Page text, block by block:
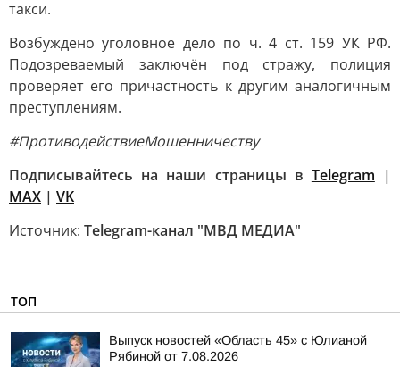
такси.
Возбуждено уголовное дело по ч. 4 ст. 159 УК РФ.
Подозреваемый заключён под стражу, полиция
проверяет его причастность к другим аналогичным
преступлениям.
#ПротиводействиеМошенничеству
Подписывайтесь на наши страницы в Telegram |
MAX | VK
Источник: Telegram-канал "МВД МЕДИА"
ТОП
Выпуск новостей «Область 45» с Юлианой
Рябиной от 7.08.2026